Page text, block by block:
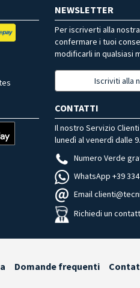
NEWSLETTER
Per iscriverti alla
confermare i tuoi
modificarli in qualsiasi
Iscriviti alla
CONTATTI
Il nostro Servizio
lunedì al venerdì dalle
Numero Verde
WhatsApp +39
Email
Richiedi un
Domande frequenti